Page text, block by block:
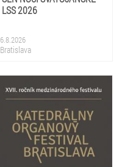
LSS 2026
6.8.2026
Bratislava